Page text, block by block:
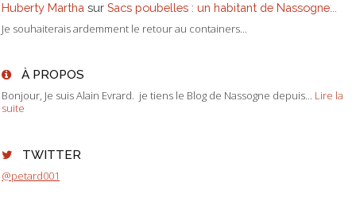
Huberty Martha sur Sacs poubelles : un habitant de Nassogne...
Je souhaiterais ardemment le retour au containers...
À PROPOS
Bonjour, Je suis Alain Evrard. je tiens le Blog de Nassogne depuis... Lire la
suite
TWITTER
@petard001